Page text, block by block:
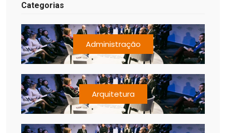
Categorias
Administração
Arquitetura